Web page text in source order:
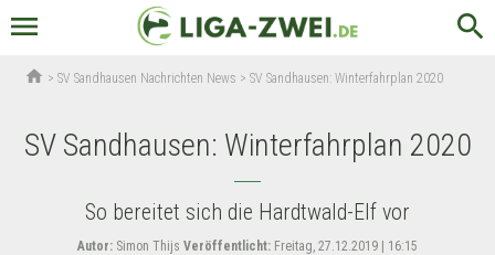
menu search
home >SV Sandhausen Nachrichten News >SV Sandhausen: Winterfahrplan 2020
SV Sandhausen: Winterfahrplan 2020
So bereitet sich die Hardtwald-Elf vor
Autor: Simon Thijs Veröffentlicht: Freitag, 27.12.2019 | 16:15